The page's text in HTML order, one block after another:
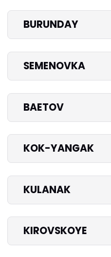
BURUNDAY
SEMENOVKA
BAETOV
KOK-YANGAK
KULANAK
KIROVSKOYE